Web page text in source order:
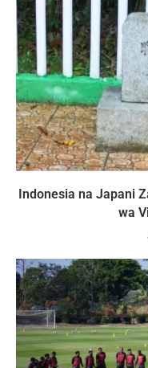
Indonesia na Japani
wa